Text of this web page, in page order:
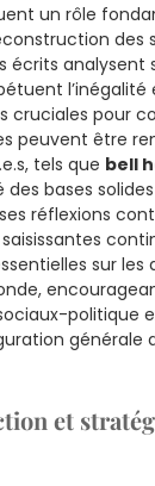
un rôle
des
écrits analysent
l’inégalité
cruciales pour
peuvent être
tels que bell
des bases
réflexions
sur les
politique
générale
et